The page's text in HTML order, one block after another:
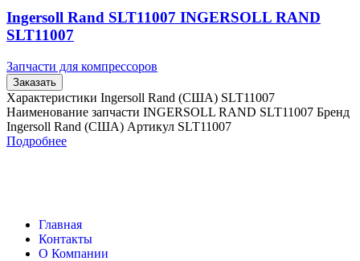
Ingersoll Rand SLT11007 INGERSOLL RAND
SLT11007
Запчасти для компрессоров
Заказать
Характеристики Ingersoll Rand (США) SLT11007
Наименование запчасти INGERSOLL RAND SLT11007 Бренд
Ingersoll Rand (США) Артикул SLT11007
Подробнее
Главная
Контакты
О Компании